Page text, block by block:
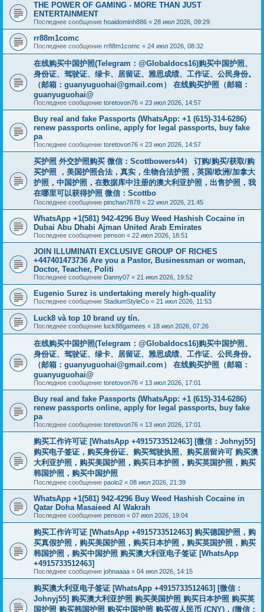
THE POWER OF GAMING - MORE THAN JUST
ENTERTAINMENT
Последнее сообщение hoaidominh886 « 28 июл 2026, 09:29
rr88m1comc
Последнее сообщение rr88m1comc « 24 июл 2026, 08:32
在线购买中国护照(Telegram：@Globaldocs16)购买中国护照、
身份证、驾驶证、绿卡、居留证、雅思成绩、工作证、公民身份。
（邮箱： guanyuguohai@gmail.com ） 在线购买护照（邮箱：
guanyuguohai@
Последнее сообщение toretovon76 « 23 июл 2026, 14:57
Buy real and fake Passports (WhatsApp: +1 (615)-314-6286)
renew passports online, apply for legal passports, buy fake
pa
Последнее сообщение toretovon76 « 23 июл 2026, 14:57
买护照 外交护照购买 微信：Scottbowers44） 订购/购买/获取/购
买护照 ，美国护照合法，真实，生物合法护照，英国/欧洲/加拿大
护照，中国护照，在数据库中注册的澳大利亚护照，出售护照，我
在哪里可以获得护照 微信：Scottbo
Последнее сообщение pinchan7878 « 22 июл 2026, 21:45
WhatsApp +1(581) 942-4296 Buy Weed Hashish Cocaine in
Dubai Abu Dhabi Ajman United Arab Emirates
Последнее сообщение penson « 22 июл 2026, 18:51
JOIN ILLUMINATI EXCLUSIVE GROUP OF RICHES
+447401473736 Are you a Pastor, Businessman or woman,
Doctor, Teacher, Politi
Последнее сообщение Danny07 « 21 июл 2026, 19:52
Eugenio Surez is undertaking merely high-quality
Последнее сообщение StadiumStyleCo « 21 июл 2026, 11:53
Luck8 và top 10 brand uy tín.
Последнее сообщение luck88gamees « 18 июл 2026, 07:26
在线购买中国护照(Telegram：@Globaldocs16)购买中国护照、
身份证、驾驶证、绿卡、居留证、雅思成绩、工作证、公民身份。
（邮箱： guanyuguohai@gmail.com ） 在线购买护照（邮箱：
guanyuguohai@
Последнее сообщение toretovon76 « 13 июл 2026, 17:01
Buy real and fake Passports (WhatsApp: +1 (615)-314-6286)
renew passports online, apply for legal passports, buy fake
pa
Последнее сообщение toretovon76 « 13 июл 2026, 17:01
购买工作许可证 [WhatsApp +4915733512463] [微信：Johnyj55]
购买电子签证，购买身份证、购买驾驶执照、购买居留许可 购买澳
大利亚护照，购买美国护照，购买日本护照，购买英国护照，购买
韩国护照，购买中国护照
Последнее сообщение paolo2 « 08 июл 2026, 21:39
WhatsApp +1(581) 942-4296 Buy Weed Hashish Cocaine in
Qatar Doha Masaieed Al Wakrah
Последнее сообщение penson « 07 июл 2026, 19:04
购买工作许可证 [WhatsApp +4915733512463] 购买德国护照，购
买真假护照，购买美国护照，购买日本护照，购买英国护照，购买
韩国护照，购买中国护照 购买澳大利亚电子签证 [WhatsApp
+4915733512463]
Последнее сообщение johnaaaa « 04 июл 2026, 14:15
购买澳大利亚电子签证 [WhatsApp +4915733512463] [微信：
Johnyj55] 购买澳大利亚护照 购买美国护照 购买日本护照 购买英
国护照 购买韩国护照 购买中国护照 购买假人民币 (CNY)，(微信：